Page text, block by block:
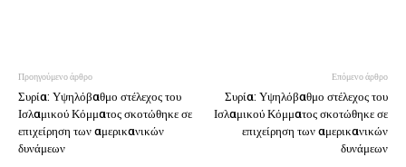
Προηγούμενο άρθρο
Συρία: Υψηλόβαθμο στέλεχος του
Ισλαμικού Κόμματος σκοτώθηκε σε
επιχείρηση των αμερικανικών
δυνάμεων
Επόμενο άρθρο
Συρία: Υψηλόβαθμο στέλεχος του
Ισλαμικού Κόμματος σκοτώθηκε σε
επιχείρηση των αμερικανικών
δυνάμεων